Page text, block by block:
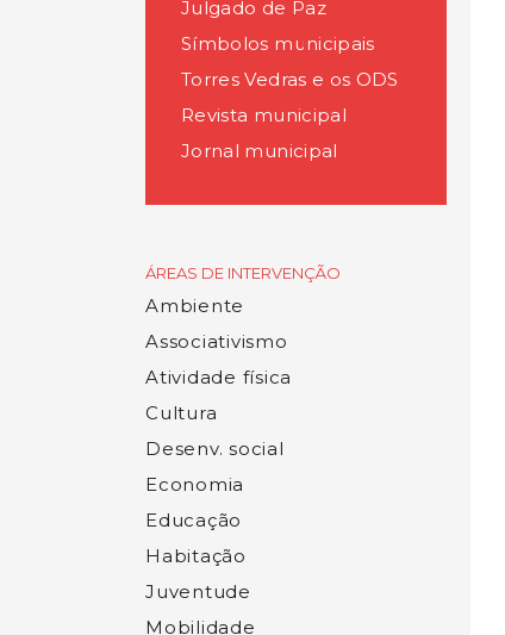
Julgado de Paz
Símbolos municipais
Torres Vedras e os ODS
Revista municipal
Jornal municipal
ÁREAS DE INTERVENÇÃO
Ambiente
Associativismo
Atividade física
Cultura
Desenv. social
Economia
Educação
Habitação
Juventude
Mobilidade